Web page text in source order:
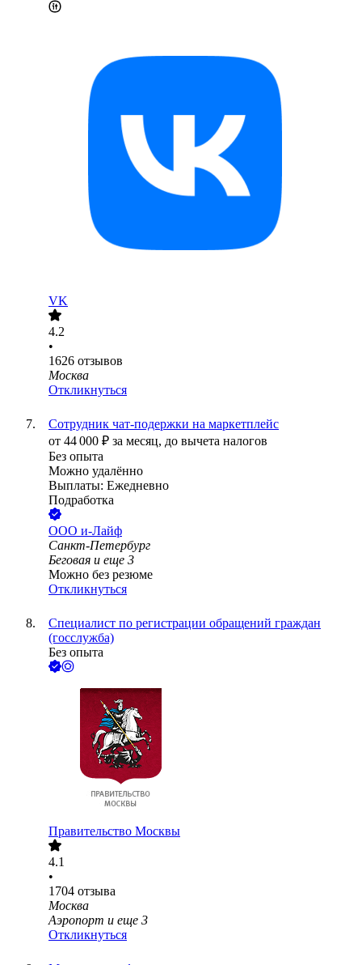
VK
4.2
•
1626 отзывов
Москва
Откликнуться
Сотрудник чат-подержки на маркетплейс
от 44 000 ₽ за месяц, до вычета налогов
Без опыта
Можно удалённо
Выплаты: Ежедневно
Подработка
ООО и-Лайф
Санкт-Петербург
Беговая и еще 3
Можно без резюме
Откликнуться
Специалист по регистрации обращений граждан
(госслужба)
Без опыта
Правительство Москвы
4.1
•
1704 отзыва
Москва
Аэропорт и еще 3
Откликнуться